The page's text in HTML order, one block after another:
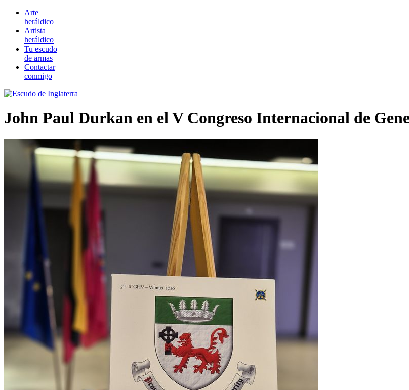
Arte
heráldico
Artista
heráldico
Tu escudo
de armas
Contactar
conmigo
John Paul Durkan en el V Congreso Internacional de